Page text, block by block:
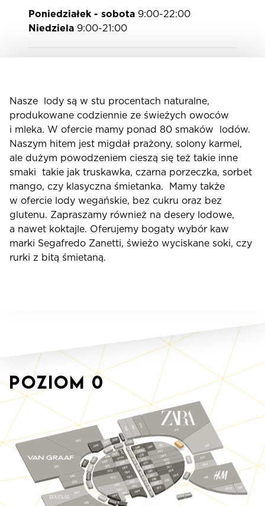
Poniedziałek - sobota 9:00-22:00
Niedziela 9:00-21:00
Nasze lody są w stu procentach naturalne,
produkowane codziennie ze świeżych owoców
i mleka. W ofercie mamy ponad 80 smaków lodów.
Naszym hitem jest migdał prażony, solony karmel,
ale dużym powodzeniem cieszą się też takie inne
smaki takie jak truskawka, czarna porzeczka, sorbet
mango, czy klasyczna śmietanka. Mamy także
w ofercie lody wegańskie, bez cukru oraz bez
glutenu. Zapraszamy również na desery lodowe,
a nawet koktajle. Oferujemy bogaty wybór kaw
marki Segafredo Zanetti, świeżo wyciskane soki, czy
rurki z bitą śmietaną.
Poziom0
051
050
052
054
055
056
057
058
059
060
049
048a
075
076
077
079
080
081
082
083
062
S018
S017
S016
S024
S015
S014
S013
047
045
S012
074a
S011
074
089
088
087
086
084
044
043
073
072
070
069
067
064
065
066
S0
0
5
S0
0
6
S0
0
7
S008 S009
S022a
S022
S021
S020
022
024
015
012
010
009
S001
003 008 S023
025
007
S003
S019 019
026
025a
006 S002
001
041
039
037
035
S0
04
S00
4a